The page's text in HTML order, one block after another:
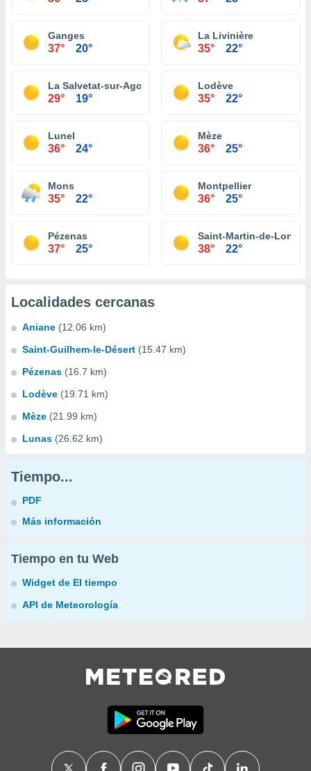
Ganges
37° 20°
La Livinière
35° 22°
La Salvetat-sur-Agout
29° 19°
Lodève
35° 22°
Lunel
36° 24°
Mèze
36° 25°
Mons
35° 22°
Montpellier
36° 25°
Pézenas
37° 25°
Saint-Martin-de-
38° 22°
Localidades cercanas
Aniane (12.06 km)
Saint-Guilhem-le-Désert (15.47 km)
Pézenas (16.7 km)
Lodève (19.71 km)
Mèze (21.99 km)
Lunas (26.62 km)
Tiempo...
PDF
Más información
Tiempo en tu Web
Widget de El tiempo
API de Meteorología